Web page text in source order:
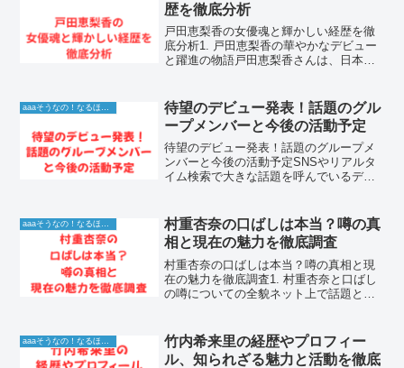
歴を徹底分析
戸田恵梨香の女優魂と輝かしい経歴を徹
底分析1. 戸田恵梨香の華やかなデビュー
と躍進の物語戸田恵梨香さんは、日本を
けています。中学生の頃に芸能界入りを
果たし、デビュー直後...
aaaそうなの！なるほど！情報
待望のデビュー発表！話題のグル
ープメンバーと今後の活動予定
待望のデビュー発表！話題のグループメ
ンバーと今後の活動予定SNSやリアルタ
イム検索で大きな話題を呼んでいるデビ
プが正式に活動を開始し、世界中から熱
い視線が注がれています...
aaaそうなの！なるほど！情報
村重杏奈の口ばしは本当？噂の真
相と現在の魅力を徹底調査
村重杏奈の口ばしは本当？噂の真相と現
在の魅力を徹底調査1. 村重杏奈と口ばし
の噂についての全貌ネット上で話題とな
に高い関心を集めています。特定のテレ
ビ番組やSNS上の...
竹内希来里の経歴やプロフィー
ル、知られざる魅力と活動を徹底